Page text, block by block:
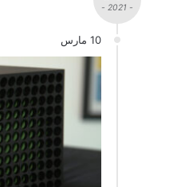
- 2021 -
10 مارس